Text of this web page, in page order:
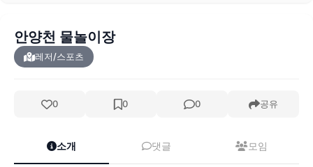
안양천 물놀이장
레저/스포츠
0 0 0 공유
소개 댓글 모임